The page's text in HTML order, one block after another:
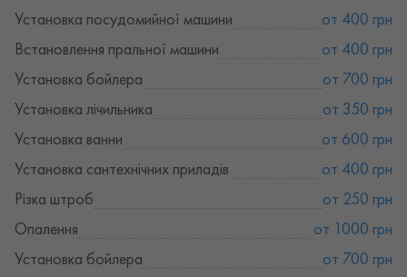
Установка посудомийної машини
от 400 грн
Встановлення пральної машини
от 400 грн
Установка бойлера
от 700 грн
Установка лічильника
от 350 грн
Установка ванни
от 600 грн
Установка сантехнічних приладів
от 400 грн
Різка штроб
от 250 грн
Опалення
от 1000 грн
Установка бойлера
от 700 грн